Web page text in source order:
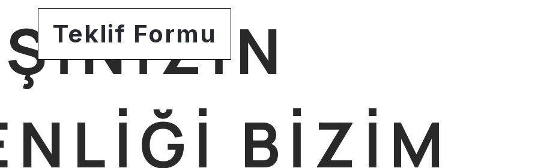
Teklif Formu
BİZİM